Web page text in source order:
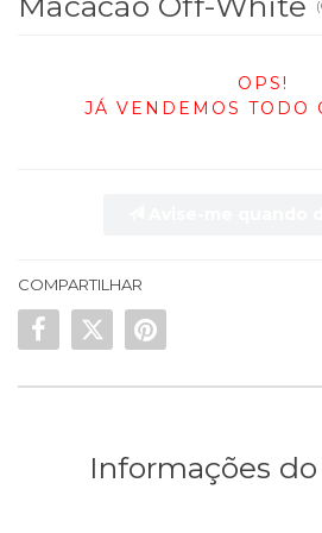
(
OPS!
JÁ VENDEMOS TODO
COMPARTILHAR
Informações